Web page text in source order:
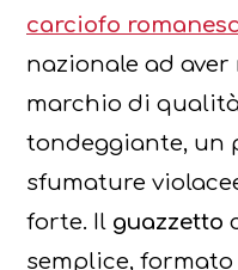
carciofo
nazionale ad
marchio di
tondeggiante, un
sfumature
forte. Il guazzetto
semplice,